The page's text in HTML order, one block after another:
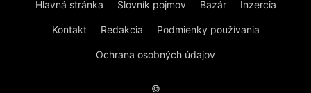
Hlavná stránka Slovník pojmov Bazár Inzercia
Kontakt Redakcia Podmienky používania
Ochrana osobných údajov
©